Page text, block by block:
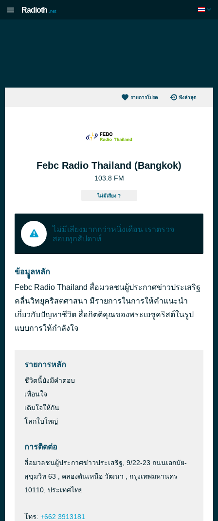
Radioth .net
รายการโปรด ฟังล่าสุด
Febc Radio Thailand (Bangkok)
103.8 FM
ไม่มีเสียง ?
ไม่มีเสียงมากกว่าหนึ่งเดือน เราตรวจ
สอบทุกสัปดาห์
ข้อมููลหลัก
Febc Radio Thailand สื่อมวลชนผู้ประกาศข่าวประเสริฐ
คลื่นวิทยุคริสตศาสนา มีรายการในการให้คำแนะนำ
เกี่ยวกับปัญหาชีวิต สื่อกิตติคุณของพระเยซูคริสต์ในรูป
แบบการให้กำลังใจ
รายการหลัก
ชีวิตนี้ยังมีคำตอบ
เพื่อนใจ
เติมใจให้กัน
โลกใบใหญ่
การติดต่อ
สื่อมวลชนผู้ประกาศข่าวประเสริฐ, 9/22-23 ถนนเอกมัย-
สุขุมวิท 63 , คลองตันเหนือ วัฒนา , กรุงเทพมหานคร
10110, ประเทศไทย
โทร: +662 3913181